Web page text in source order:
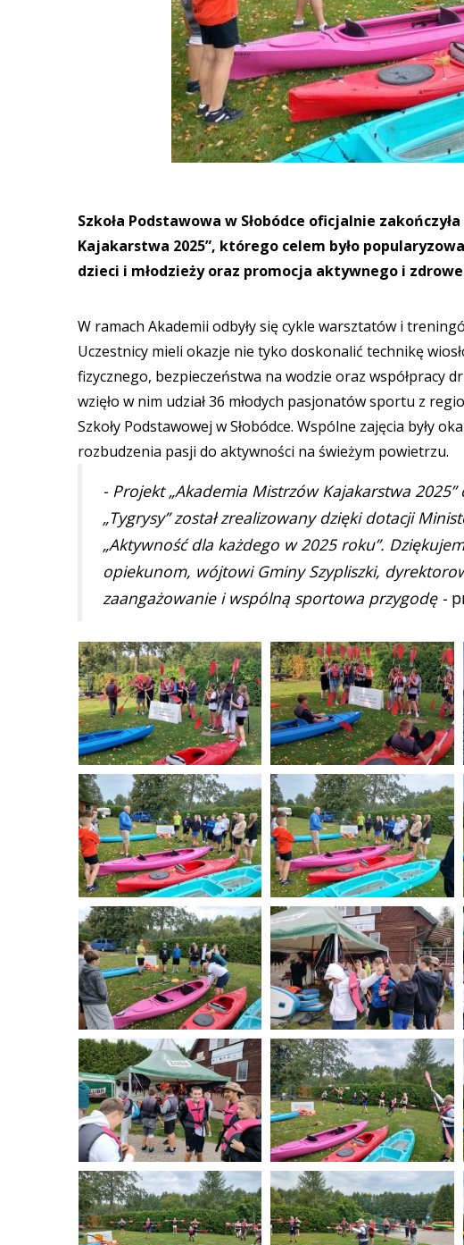
Szkoła Podstawowa w Słobódce oficjalnie
Kajakarstwa 2025”, którego celem było
dzieci i młodzieży oraz promocja aktywnego i
W ramach Akademii odbyły się cykle warsztatów i
Uczestnicy mieli okazje nie tyko doskonalić technikę
fizycznego, bezpieczeństwa na wodzie oraz współpracy
wzięło w nim udział 36 młodych pasjonatów sportu z
Szkoły Podstawowej w Słobódce. Wspólne zajęcia były
rozbudzenia pasji do aktywności na świeżym powietrzu.
- Projekt „Akademia Mistrzów Kajakarstwa
„Tygrysy” został zrealizowany dzięki dotacji
„Aktywność dla każdego w 2025 roku”.
opiekunom, wójtowi Gminy Szypliszki,
zaangażowanie i wspólną sportowa przygodę -